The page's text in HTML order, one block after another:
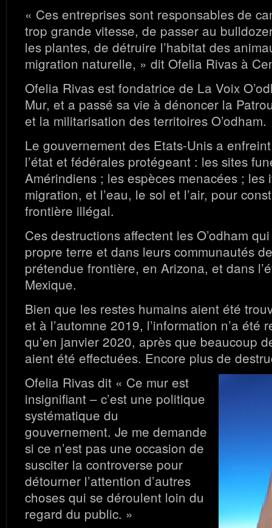
« Ces entreprises sont responsables de
trop grande vitesse, de passer au
les plantes, de détruire l’habitat des
migration naturelle, » dit Ofelia Rivas à
Ofelia Rivas est fondatrice de La Voix
Mur, et a passé sa vie à dénoncer la
et la militarisation des territoires O’odham.
Le gouvernement des Etats-Unis a
l’état et fédérales protégeant : les sites
Amérindiens ; les espèces menacées ; les
migration, et l’eau, le sol et l’air, pour
frontière illégal.
Ces destructions affectent les O’odham
propre terre et dans leurs communautés
prétendue frontière, en Arizona, et dans
Mexique.
Bien que les restes humains aient été
et à l’automne 2019, l’information n’a été
qu’en janvier 2020, après que beaucoup
aient été effectuées. Encore plus de
Ofelia Rivas dit « Ce mur est
insignifiant – c’est une politique
systématique du
gouvernement. Je me demande
si ce n’est pas une occasion de
susciter la controverse pour
détourner l’attention d’autres
choses qui se déroulent loin du
regard du public. »